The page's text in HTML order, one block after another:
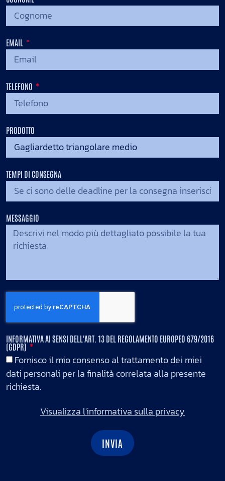
EMAIL
TELEFONO
PRODOTTO
TEMPI DI CONSEGNA
MESSAGGIO
INFORMATIVA AI SENSI DELL'ART. 13 DEL REGOLAMENTO EUROPEO 679/2016
(GDPR)
Fornisco il mio consenso al trattamento dei miei
dati personali per la finalità correlata alla presente
richiesta.
Visualizza l'informativa sulla privacy
INVIA